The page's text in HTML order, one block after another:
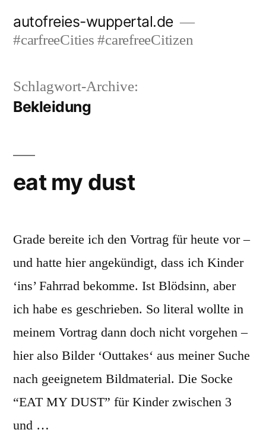
Inhalt
autofreies-wuppertal.de
#carfreeCities #carefreeCitizen
Schlagwort-Archive:
Bekleidung
eat my dust
Grade bereite ich den Vortrag für heute vor –
und hatte hier angekündigt, dass ich Kinder
‘ins’ Fahrrad bekomme. Ist Blödsinn, aber
ich habe es geschrieben. So literal wollte in
meinem Vortrag dann doch nicht vorgehen –
hier also Bilder ‘Outtakes‘ aus meiner Suche
nach geeignetem Bildmaterial. Die Socke
“EAT MY DUST” für Kinder zwischen 3
und …